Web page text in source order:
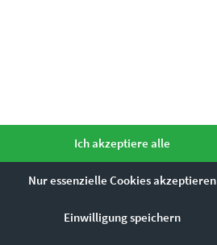
Ich akzeptiere alle
Nur essenzielle Cookies akzeptieren
Einwilligung speichern